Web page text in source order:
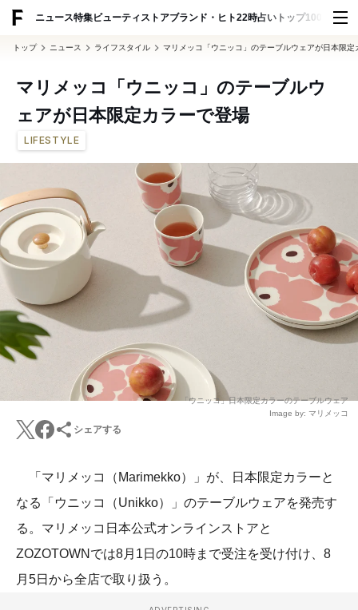
ニュース特集ビューティ ストアブランド・ヒト22時占い トップ100 スナッ
トップ ニュース ライフスタイル マリメッコ「ウニッコ」のテーブルウェアが日本限定
マリメッコ「ウニッコ」のテーブルウ
ェアが日本限定カラーで登場
LIFESTYLE
「ウニッコ」日本限定カラーのテーブルウェア
Image by: マリメッコ
シェアする
「マリメッコ（Marimekko）」が、日本限定カラーと
なる「ウニッコ（Unikko）」のテーブルウェアを発売す
る。マリメッコ日本公式オンラインストアと
ZOZOTOWNでは8月1日の10時まで受注を受け付け、8
月5日から全店で取り扱う。